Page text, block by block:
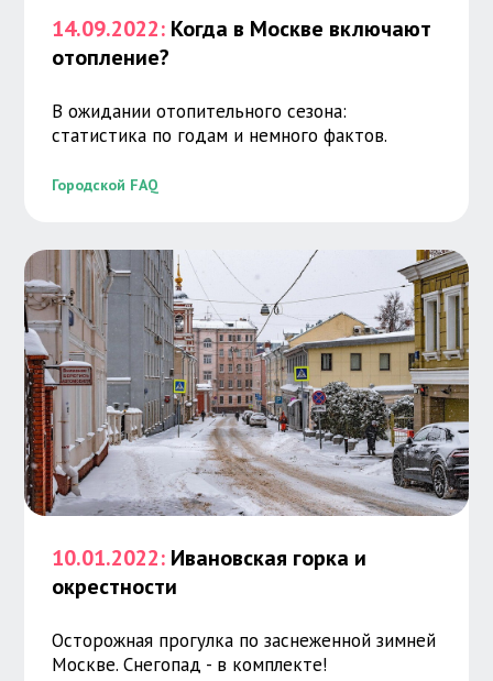
14.09.2022: Когда в Москве включают
отопление?
В ожидании отопительного сезона:
статистика по годам и немного фактов.
Городской FAQ
10.01.2022: Ивановская горка и
окрестности
Осторожная прогулка по заснеженной зимней
Москве. Снегопад - в комплекте!